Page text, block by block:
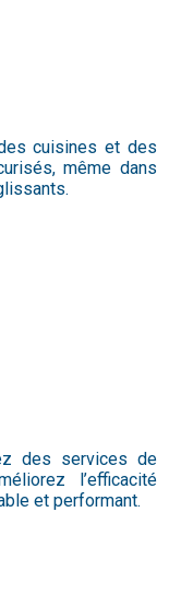
cuisines et des
même dans
des services de
l’efficacité
et performant.